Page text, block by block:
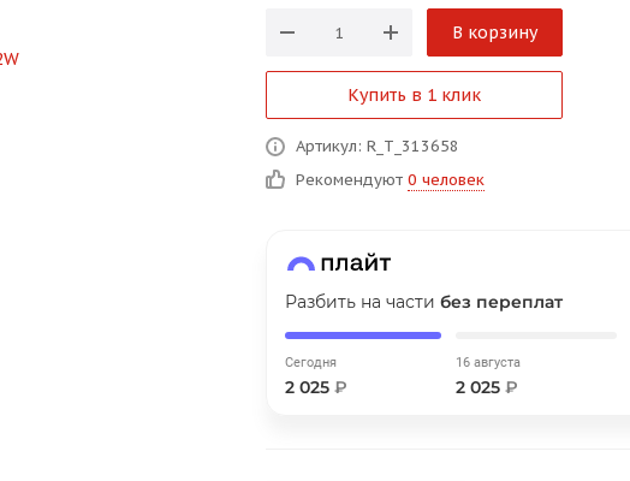
В корзину
Купить в 1 клик
Артикул: R_T_313658
Рекомендуют 0 человек
Разбить на части без переплат
Сегодня
2 025 ₽
16 августа
2 025 ₽
График платежей
в корзину